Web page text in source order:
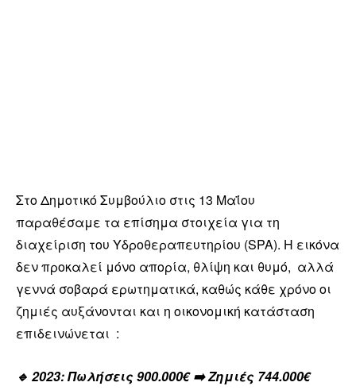
Στο Δημοτικό Συμβούλιο στις 13 Μαΐου
παραθέσαμε τα επίσημα στοιχεία για τη
διαχείριση του Υδροθεραπευτηρίου (SPA). Η εικόνα
δεν προκαλεί μόνο απορία, θλίψη και θυμό, αλλά
γεννά σοβαρά ερωτηματικά, καθώς κάθε χρόνο οι
ζημιές αυξάνονται και η οικονομική κατάσταση
επιδεινώνεται :
🔹 2023: Πωλήσεις 900.000€ ➡️ Ζημιές 744.000€